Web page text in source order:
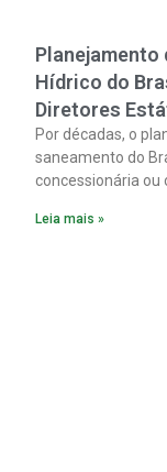
Planejamento
Hídrico do
Diretores
Por décadas, o
saneamento do
concessionária
Leia mais »